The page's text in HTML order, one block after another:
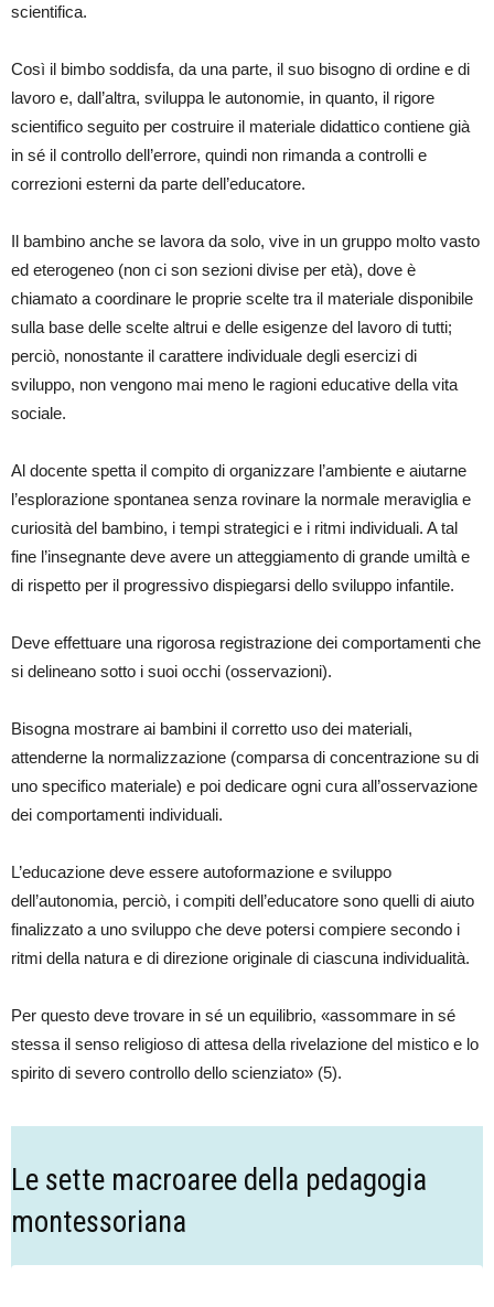
scientifica.
Così il bimbo soddisfa, da una parte, il suo bisogno di ordine e di
lavoro e, dall’altra, sviluppa le autonomie, in quanto, il rigore
scientifico seguito per costruire il materiale didattico contiene già
in sé il controllo dell’errore, quindi non rimanda a controlli e
correzioni esterni da parte dell’educatore.
Il bambino anche se lavora da solo, vive in un gruppo molto vasto
ed eterogeneo (non ci son sezioni divise per età), dove è
chiamato a coordinare le proprie scelte tra il materiale disponibile
sulla base delle scelte altrui e delle esigenze del lavoro di tutti;
perciò, nonostante il carattere individuale degli esercizi di
sviluppo, non vengono mai meno le ragioni educative della vita
sociale.
Al docente spetta il compito di organizzare l’ambiente e aiutarne
l’esplorazione spontanea senza rovinare la normale meraviglia e
curiosità del bambino, i tempi strategici e i ritmi individuali. A tal
fine l’insegnante deve avere un atteggiamento di grande umiltà e
di rispetto per il progressivo dispiegarsi dello sviluppo infantile.
Deve effettuare una rigorosa registrazione dei comportamenti che
si delineano sotto i suoi occhi (osservazioni).
Bisogna mostrare ai bambini il corretto uso dei materiali,
attenderne la normalizzazione (comparsa di concentrazione su di
uno specifico materiale) e poi dedicare ogni cura all’osservazione
dei comportamenti individuali.
L’educazione deve essere autoformazione e sviluppo
dell’autonomia, perciò, i compiti dell’educatore sono quelli di aiuto
finalizzato a uno sviluppo che deve potersi compiere secondo i
ritmi della natura e di direzione originale di ciascuna individualità.
Per questo deve trovare in sé un equilibrio, «assommare in sé
stessa il senso religioso di attesa della rivelazione del mistico e lo
spirito di severo controllo dello scienziato» (5).
Le sette macroaree della pedagogia
montessoriana